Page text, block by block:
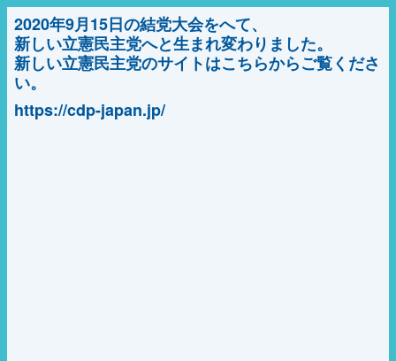
2020年9月15日の結党大会をへて、
新しい立憲民主党へと生まれ変わりました。
新しい立憲民主党のサイトはこちらからご覧くださ
い。
https://cdp-japan.jp/